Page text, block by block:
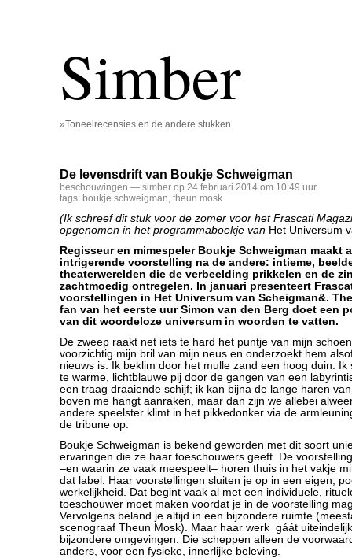
Simber
»Toneelrecensies en de andere stukken
De levensdrift van Boukje Schweigman
beschouwingen — simber op 24 februari 2014 om 10:49 uur
tags: boukje schweigman, theun mosk
(Ik schreef dit stuk voor de zomer voor het Frascati
opgenomen in het programmaboekje van Het Universum
Regisseur en mimespeler Boukje Schweigman maakt
intrigerende voorstelling na de andere: intieme,
theaterwerelden die de verbeelding prikkelen en de
zachtmoedig ontregelen. In januari presenteert
voorstellingen in Het Universum van Scheigman&.
fan van het eerste uur Simon van den Berg doet een
van dit woordeloze universum in woorden te vatten.
De zweep raakt net iets te hard het puntje van mijn
voorzichtig mijn bril van mijn neus en onderzoekt hem
nieuws is. Ik beklim door het mulle zand een hoog duin. Ik
te warme, lichtblauwe pij door de gangen van een
een traag draaiende schijf; ik kan bijna de lange haren
boven me hangt aanraken, maar dan zijn we allebei
andere speelster klimt in het pikkedonker via de
de tribune op.
Boukje Schweigman is bekend geworden met dit soort
ervaringen die ze haar toeschouwers geeft. De
–en waarin ze vaak meespeelt– horen thuis in het vakje
dat label. Haar voorstellingen sluiten je op in een eigen,
werkelijkheid. Dat begint vaak al met een individuele,
toeschouwer moet maken voordat je in de voorstelling
Vervolgens beland je altijd in een bijzondere ruimte
scenograaf Theun Mosk). Maar haar werk gáát
bijzondere omgevingen. Die scheppen alleen de
anders, voor een fysieke, innerlijke beleving.